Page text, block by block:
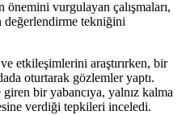
önemini vurgulayan çalışmaları,
tekniğini
etkileşimlerini araştırırken, bir
oturtarak gözlemler yaptı.
bir yabancıya, yalnız kalma
verdiği tepkileri inceledi.